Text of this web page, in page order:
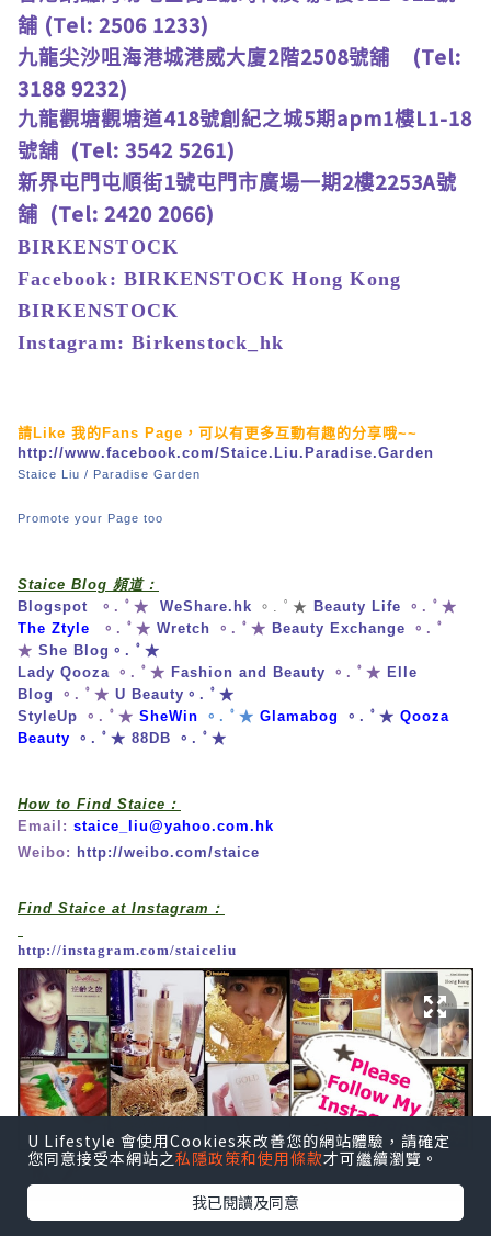
舖 (Tel: 2506 1233)
九龍尖沙咀海港城港威大廈2階2508號舖
(Tel:
3188 9232)
九龍觀塘觀塘道418號創紀之城5期 apm1樓L1-18
號舖 (Tel: 3542 5261)
新界屯門屯順街1號屯門市廣場一期 2樓2253A號
舖
(Tel: 2420 2066)
BIRKENSTOCK
Facebook: BIRKENSTOCK Hong Kong
BIRKENSTOCK
Instagram: Birkenstock_hk
請Like 我的Fans Page ，可以有更多互動有趣的分享哦~~
http://www.facebook.com/Staice.Liu.Paradise.Garden
Staice Liu / Paradise Garden
Promote your Page too
Staice Blog 頻道：
Blogspot
。. ﾟ★ WeShare.hk 。. ﾟ★ Beauty Life
。. ﾟ★
The Ztyle
。. ﾟ★ Wretch 。. ﾟ★ Beauty Exchange
。. ﾟ
★ She Blog 。. ﾟ★
Lady Qooza
。. ﾟ★ Fashion and Beauty 。. ﾟ★ Elle
Blog
。. ﾟ★ U Beauty 。. ﾟ★
StyleUp
。. ﾟ★ SheWin 。. ﾟ★ Glamabog 。. ﾟ★ Qooza
Beauty
。. ﾟ★ 88DB 。. ﾟ★
How to Find Staice：
Email: staice_liu@yahoo.com.hk
Weibo: http://weibo.com/staice
Find Staice at Instagram：
http://instagram.com/staiceliu
U Lifestyle 會使用Cookies來改善您的網站體驗，請確定
您同意接受本網站之私隱政策和使用條款才可繼續瀏覽。
我已閱讀及同意